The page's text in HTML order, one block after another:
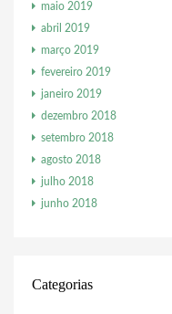
maio 2019
abril 2019
março 2019
fevereiro 2019
janeiro 2019
dezembro 2018
setembro 2018
agosto 2018
julho 2018
junho 2018
Categorias